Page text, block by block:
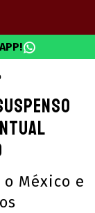
México e